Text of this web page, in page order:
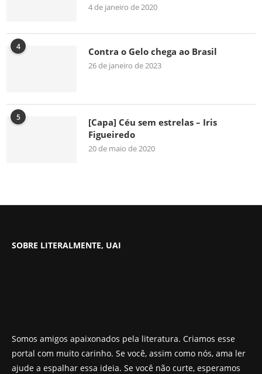
4 de janeiro de 2020
4 Contra o Gelo chega ao Brasil
26 de janeiro de 2023
5
[Capa] Céu sem estrelas – Iris
Figueiredo
20 de maio de 2020
SOBRE LITERALMENTE, UAI
Somos amigos apaixonados pela literatura. Criamos esse
portal com muito carinho. Se você, assim como nós, ama ler
ajude a espalhar essa ideia. Se você não curte, esperamos